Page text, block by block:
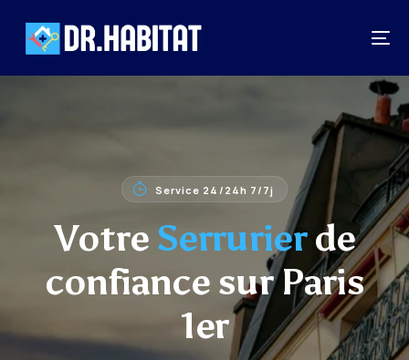
Service 24/24h 7/7j
Votre Serrurier de
confiance sur Paris
1er